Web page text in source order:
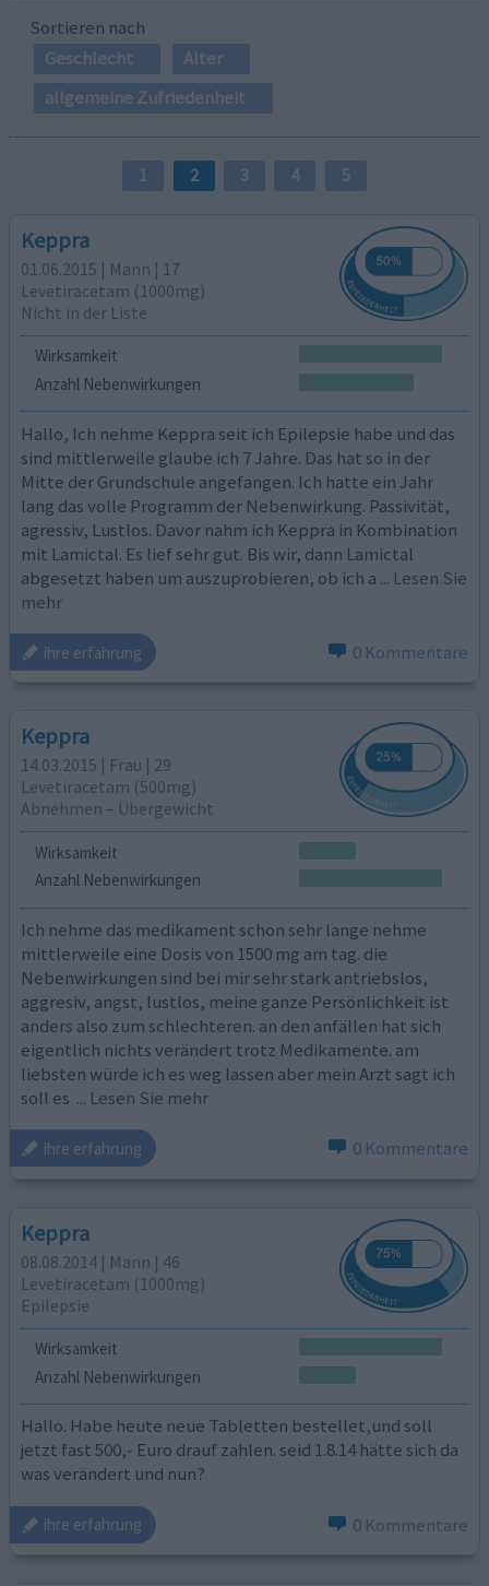
Sortieren nach
Geschlecht
Alter
allgemeine Zufriedenheit
1 2 3 4 5
Keppra
01.06.2015 | Mann | 17
Levetiracetam (1000mg)
Nicht in der Liste
Wirksamkeit
Anzahl Nebenwirkungen
Hallo, Ich nehme Keppra seit ich Epilepsie habe und das
sind mittlerweile glaube ich 7 Jahre. Das hat so in der
Mitte der Grundschule angefangen. Ich hatte ein Jahr
lang das volle Programm der Nebenwirkung. Passivität,
agressiv, Lustlos. Davor nahm ich Keppra in Kombination
mit Lamictal. Es lief sehr gut. Bis wir, dann Lamictal
abgesetzt haben um auszuprobieren, ob ich a ... Lesen Sie
mehr
ihre erfahrung 0 Kommentare
Keppra
14.03.2015 | Frau | 29
Levetiracetam (500mg)
Abnehmen – Übergewicht
Wirksamkeit
Anzahl Nebenwirkungen
Ich nehme das medikament schon sehr lange nehme
mittlerweile eine Dosis von 1500 mg am tag. die
Nebenwirkungen sind bei mir sehr stark antriebslos,
aggresiv, angst, lustlos, meine ganze Persönlichkeit ist
anders also zum schlechteren. an den anfällen hat sich
eigentlich nichts verändert trotz Medikamente. am
liebsten würde ich es weg lassen aber mein Arzt sagt ich
soll es ... Lesen Sie mehr
ihre erfahrung 0 Kommentare
Keppra
08.08.2014 | Mann | 46
Levetiracetam (1000mg)
Epilepsie
Wirksamkeit
Anzahl Nebenwirkungen
Hallo. Habe heute neue Tabletten bestellet,und soll
jetzt fast 500,- Euro drauf zahlen. seid 1.8.14 hätte sich da
was verändert und nun?
ihre erfahrung 0 Kommentare